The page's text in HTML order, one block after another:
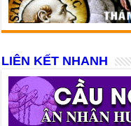
LIÊN KẾT NHANH